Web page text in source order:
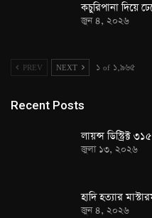
কচুরিপানা দিয়ে
জুন ৪, ২০২৬
PREV NEXT ১ of ১,৯৬৫
Recent Posts
লায়ন্স ডিস্ট্রিক্ট
জুলা ১৩, ২০২৬
হাদি হত্যার
জুন ৪, ২০২৬